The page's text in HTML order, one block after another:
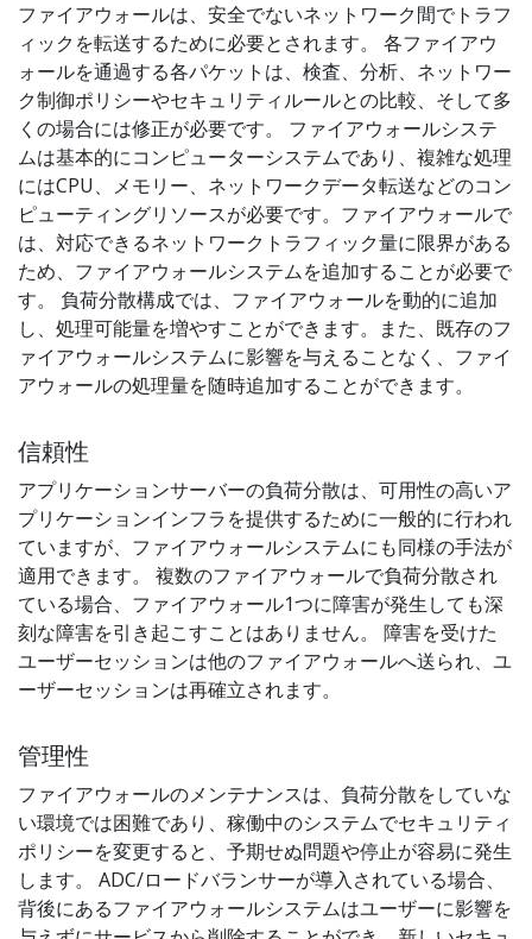
ファイアウォールは、安全でないネットワーク間でトラフ
ィックを転送するために必要とされます。 各ファイアウ
ォールを通過する各パケットは、検査、分析、ネットワー
ク制御ポリシーやセキュリティルールとの比較、そして多
くの場合には修正が必要です。 ファイアウォールシステ
ムは基本的にコンピューターシステムであり、複雑な処理
にはCPU、メモリー、ネットワークデータ転送などのコン
ピューティングリソースが必要です。ファイアウォールで
は、対応できるネットワークトラフィック量に限界がある
ため、ファイアウォールシステムを追加することが必要で
す。 負荷分散構成では、ファイアウォールを動的に追加
し、処理可能量を増やすことができます。また、既存のフ
ァイアウォールシステムに影響を与えることなく、ファイ
アウォールの処理量を随時追加することができます。
信頼性
アプリケーションサーバーの負荷分散は、可用性の高いア
プリケーションインフラを提供するために一般的に行われ
ていますが、ファイアウォールシステムにも同様の手法が
適用できます。 複数のファイアウォールで負荷分散され
ている場合、ファイアウォール1つに障害が発生しても深
刻な障害を引き起こすことはありません。 障害を受けた
ユーザーセッションは他のファイアウォールへ送られ、ユ
ーザーセッションは再確立されます。
管理性
ファイアウォールのメンテナンスは、負荷分散をしていな
い環境では困難であり、稼働中のシステムでセキュリティ
ポリシーを変更すると、予期せぬ問題や停止が容易に発生
します。 ADC/ロードバランサーが導入されている場合、
背後にあるファイアウォールシステムはユーザーに影響を